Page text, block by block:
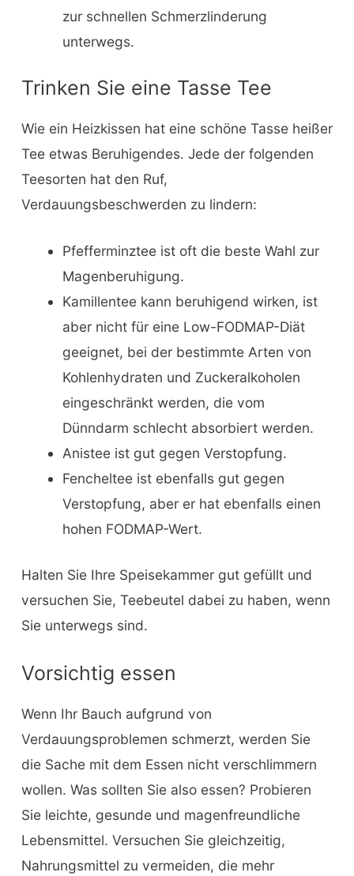
zur schnellen Schmerzlinderung
unterwegs.
Trinken Sie eine Tasse Tee
Wie ein Heizkissen hat eine schöne Tasse heißer
Tee etwas Beruhigendes. Jede der folgenden
Teesorten hat den Ruf,
Verdauungsbeschwerden zu lindern:
Pfefferminztee ist oft die beste Wahl zur
Magenberuhigung.
Kamillentee kann beruhigend wirken, ist
aber nicht für eine Low-FODMAP-Diät
geeignet, bei der bestimmte Arten von
Kohlenhydraten und Zuckeralkoholen
eingeschränkt werden, die vom
Dünndarm schlecht absorbiert werden.
Anistee ist gut gegen Verstopfung.
Fencheltee ist ebenfalls gut gegen
Verstopfung, aber er hat ebenfalls einen
hohen FODMAP-Wert.
Halten Sie Ihre Speisekammer gut gefüllt und
versuchen Sie, Teebeutel dabei zu haben, wenn
Sie unterwegs sind.
Vorsichtig essen
Wenn Ihr Bauch aufgrund von
Verdauungsproblemen schmerzt, werden Sie
die Sache mit dem Essen nicht verschlimmern
wollen. Was sollten Sie also essen? Probieren
Sie leichte, gesunde und magenfreundliche
Lebensmittel. Versuchen Sie gleichzeitig,
Nahrungsmittel zu vermeiden, die mehr